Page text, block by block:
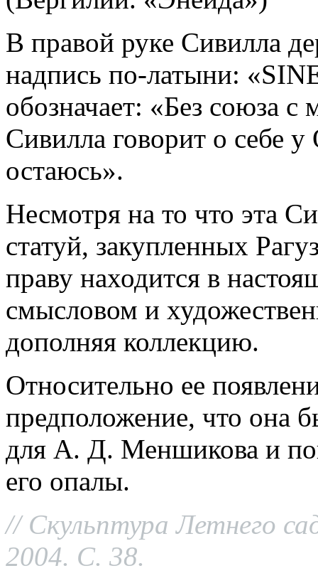
В правой руке Сивилла
надпись по-латыни:
обозначает: «Без союза
Сивилла говорит о себе
остаюсь».
Несмотря на то что эта
статуй, закупленных
праву находится в
смысловом и
дополняя коллекцию.
Относительно ее
предположение, что она
для А. Д. Меншикова и
его опалы.
// Скульптура Летнего
2004. С. 38.